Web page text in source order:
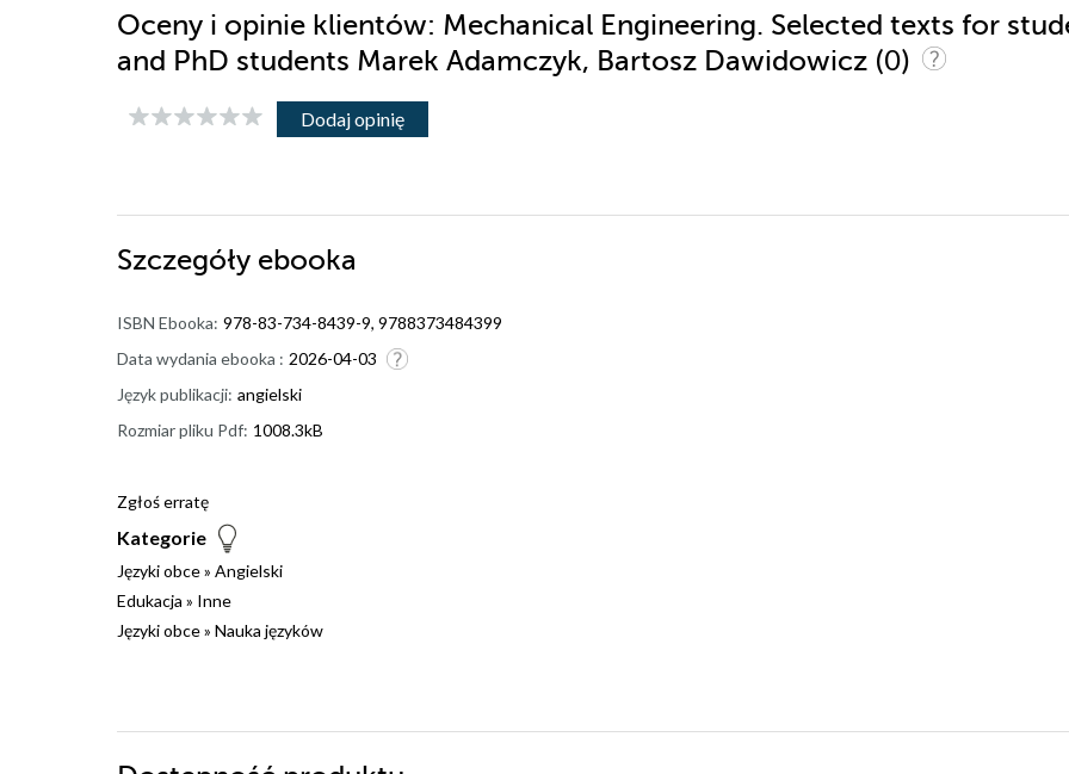
Oceny i opinie klientów: Mechanical Engineering. Selected texts for
and PhD students Marek Adamczyk, Bartosz Dawidowicz (0)
Dodaj opinię
Szczegóły ebooka
ISBN Ebooka: 978-83-734-8439-9, 9788373484399
Data wydania ebooka : 2026-04-03
Język publikacji: angielski
Rozmiar pliku Pdf: 1008.3kB
Zgłoś erratę
Kategorie
Języki obce» Angielski
Edukacja » Inne
Języki obce» Nauka języków